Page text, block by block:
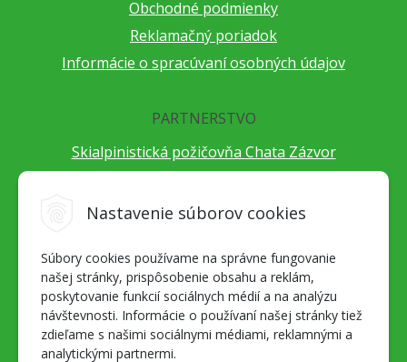
Nastavenie súborov cookies
Súbory cookies používame na správne fungovanie
našej stránky, prispôsobenie obsahu a reklám,
poskytovanie funkcií sociálnych médií a na analýzu
návštevnosti. Informácie o používaní našej stránky tiež
zdieľame s našimi sociálnymi médiami, reklamnými a
analytickými partnermi.
Obchodné podmienky
Reklamačný poriadok
Informácie o spracúvaní osobných údajov
PARTNERSTVO
Skialpinistická požičovňa Chata Zázvor
Cestovateľský festival Cestou necestou
Alpenverein Slovensko
Hore-dole Derešom
Motorest Nemecká
Splav Hrona